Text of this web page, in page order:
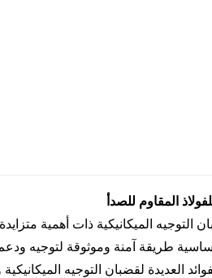
المقاوم للصدأ
التوجيه الميكانيكية ذات أهمية
طريقة آمنة وموثوقة لتوجيه
العديدة لقضبان التوجيه